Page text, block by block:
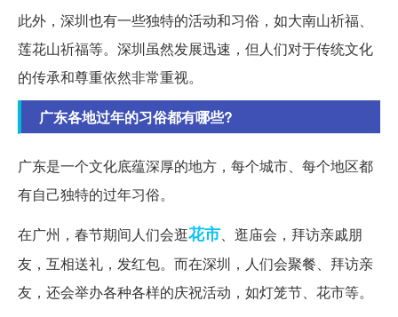
此外，深圳也有一些独特的活动和习俗，如大南山祈福、
莲花山祈福等。深圳虽然发展迅速，但人们对于传统文化
的传承和尊重依然非常重视。
广东各地过年的习俗都有哪些?
广东是一个文化底蕴深厚的地方，每个城市、每个地区都
有自己独特的过年习俗。
在广州，春节期间人们会逛花市、逛庙会，拜访亲戚朋
友，互相送礼，发红包。而在深圳，人们会聚餐、拜访亲
友，还会举办各种各样的庆祝活动，如灯笼节、花市等。